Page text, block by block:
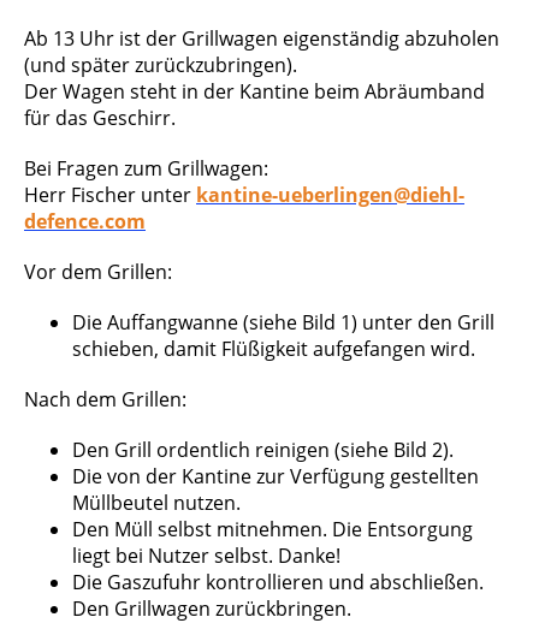
Ab 13 Uhr ist der Grillwagen eigenständig abzuholen
(und später zurückzubringen).
Der Wagen steht in der Kantine beim Abräumband
für das Geschirr.
Bei Fragen zum Grillwagen:
Herr Fischer unter kantine-ueberlingen@diehl-
defence.com
Vor dem Grillen:
Die Auffangwanne (siehe Bild 1) unter den Grill
schieben, damit Flüßigkeit aufgefangen wird.
Nach dem Grillen:
Den Grill ordentlich reinigen (siehe Bild 2).
Die von der Kantine zur Verfügung gestellten
Müllbeutel nutzen.
Den Müll selbst mitnehmen. Die Entsorgung
liegt bei Nutzer selbst. Danke!
Die Gaszufuhr kontrollieren und abschließen.
Den Grillwagen zurückbringen.